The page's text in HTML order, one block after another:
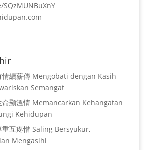
情續薪傳 Mengobati dengan Kasih
Semangat
命顯溫情 Memancarkan Kehangatan
Kehidupan
重互疼惜 Saling Bersyukur,
Mengasihi